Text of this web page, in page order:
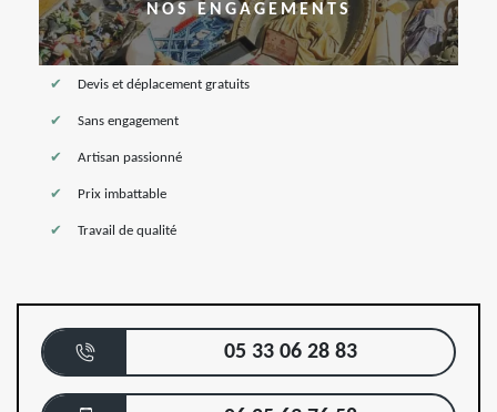
NOS ENGAGEMENTS
Devis et déplacement gratuits
Sans engagement
Artisan passionné
Prix imbattable
Travail de qualité
05 33 06 28 83